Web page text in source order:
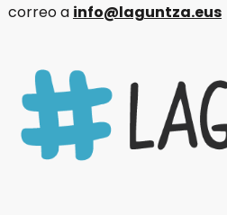
correo a info@laguntza.eus